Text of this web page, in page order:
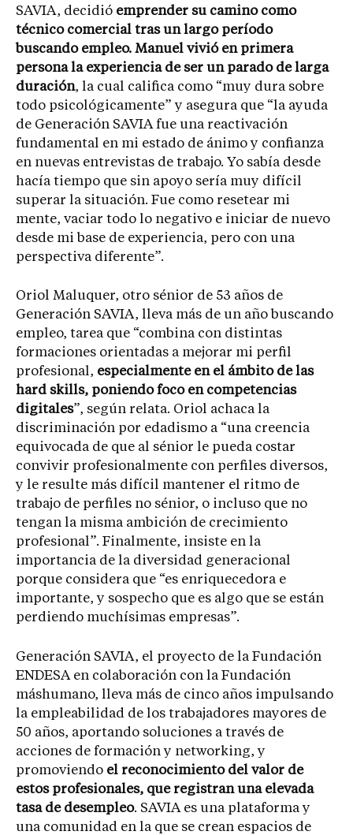
SAVIA, decidió emprender su camino como
técnico comercial tras un largo período
buscando empleo. Manuel vivió en primera
persona la experiencia de ser un parado de larga
duración, la cual califica como “muy dura sobre
todo psicológicamente” y asegura que “la ayuda
de Generación SAVIA fue una reactivación
fundamental en mi estado de ánimo y confianza
en nuevas entrevistas de trabajo. Yo sabía desde
hacía tiempo que sin apoyo sería muy difícil
superar la situación. Fue como resetear mi
mente, vaciar todo lo negativo e iniciar de nuevo
desde mi base de experiencia, pero con una
perspectiva diferente”.
Oriol Maluquer, otro sénior de 53 años de
Generación SAVIA, lleva más de un año buscando
empleo, tarea que “combina con distintas
formaciones orientadas a mejorar mi perfil
profesional, especialmente en el ámbito de las
hard skills, poniendo foco en competencias
digitales”, según relata. Oriol achaca la
discriminación por edadismo a “una creencia
equivocada de que al sénior le pueda costar
convivir profesionalmente con perfiles diversos,
y le resulte más difícil mantener el ritmo de
trabajo de perfiles no sénior, o incluso que no
tengan la misma ambición de crecimiento
profesional”. Finalmente, insiste en la
importancia de la diversidad generacional
porque considera que “es enriquecedora e
importante, y sospecho que es algo que se están
perdiendo muchísimas empresas”.
Generación SAVIA, el proyecto de la Fundación
ENDESA en colaboración con la Fundación
máshumano, lleva más de cinco años impulsando
la empleabilidad de los trabajadores mayores de
50 años, aportando soluciones a través de
acciones de formación y networking, y
promoviendo el reconocimiento del valor de
estos profesionales, que registran una elevada
tasa de desempleo. SAVIA es una plataforma y
una comunidad en la que se crean espacios de